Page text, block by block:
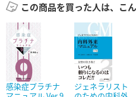
この商品を買った人は、こ
感染症プラチナ
ジェネラリスト